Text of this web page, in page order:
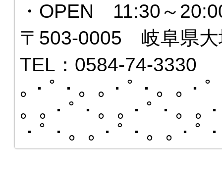
・OPEN 11:30～
〒503-0005 岐阜県大
TEL：0584-74-3330
｡・ﾟ・。｡・ﾟ・。｡・
。｡・ﾟ・。｡・ﾟ・。｡
・ﾟ・。｡・ﾟ・。｡・ﾟ